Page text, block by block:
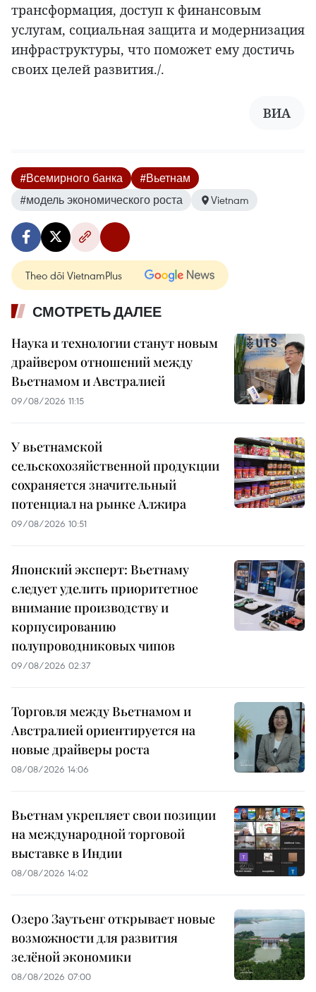
трансформация, доступ к финансовым
услугам, социальная защита и модернизация
инфраструктуры, что поможет ему достичь
своих целей развития./.
ВИА
#Всемирного банка
#Вьетнам
#модель экономического роста
Vietnam
Theo dõi VietnamPlus
СМОТРЕТЬ ДАЛЕЕ
Наука и технологии станут новым
драйвером отношений между
Вьетнамом и Австралией
09/08/2026 11:15
У вьетнамской
сельскохозяйственной продукции
сохраняется значительный
потенциал на рынке Алжира
09/08/2026 10:51
Японский эксперт: Вьетнаму
следует уделить приоритетное
внимание производству и
корпусированию
полупроводниковых чипов
09/08/2026 02:37
Торговля между Вьетнамом и
Австралией ориентируется на
новые драйверы роста
08/08/2026 14:06
Вьетнам укрепляет свои позиции
на международной торговой
выставке в Индии
08/08/2026 14:02
Озеро Заутьенг открывает новые
возможности для развития
зелёной экономики
08/08/2026 07:00